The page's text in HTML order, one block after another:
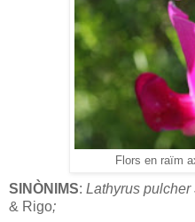
Flors en raïm
SINÒNIMS: Lathyrus pulcher
& Rigo;